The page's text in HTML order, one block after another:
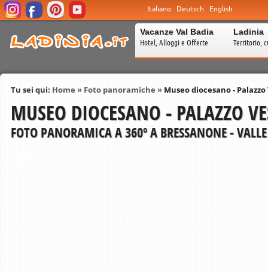
Italiano Deutsch English
Vacanze Val Badia
Hotel, Alloggi e Offerte
Ladinia
Territorio,
Tu sei qui: Home» Foto panoramiche » Museo diocesano -
MUSEO DIOCESANO - PALAZZO
FOTO PANORAMICA A 360º A BRESSANONE -